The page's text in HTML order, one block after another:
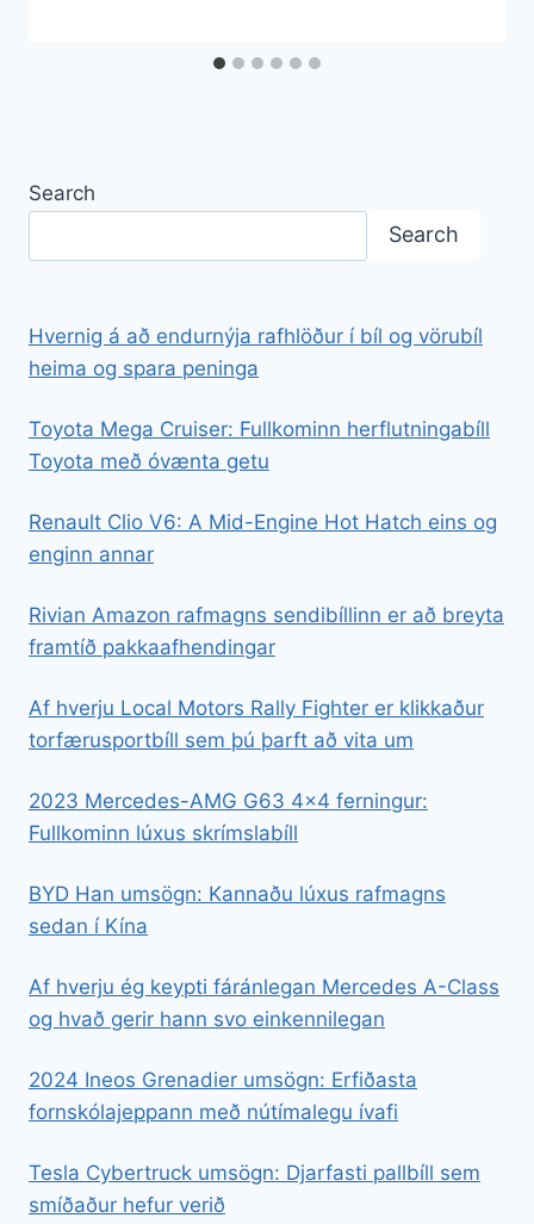
Search
Search
Hvernig á að endurnýja rafhlöður í bíl og vörubíl
heima og spara peninga
Toyota Mega Cruiser: Fullkominn herflutningabíll
Toyota með óvænta getu
Renault Clio V6: A Mid-Engine Hot Hatch eins og
enginn annar
Rivian Amazon rafmagns sendibíllinn er að breyta
framtíð pakkaafhendingar
Af hverju Local Motors Rally Fighter er klikkaður
torfærusportbíll sem þú þarft að vita um
2023 Mercedes-AMG G63 4×4 ferningur:
Fullkominn lúxus skrímslabíll
BYD Han umsögn: Kannaðu lúxus rafmagns
sedan í Kína
Af hverju ég keypti fáránlegan Mercedes A-Class
og hvað gerir hann svo einkennilegan
2024 Ineos Grenadier umsögn: Erfiðasta
fornskólajeppann með nútímalegu ívafi
Tesla Cybertruck umsögn: Djarfasti pallbíll sem
smíðaður hefur verið